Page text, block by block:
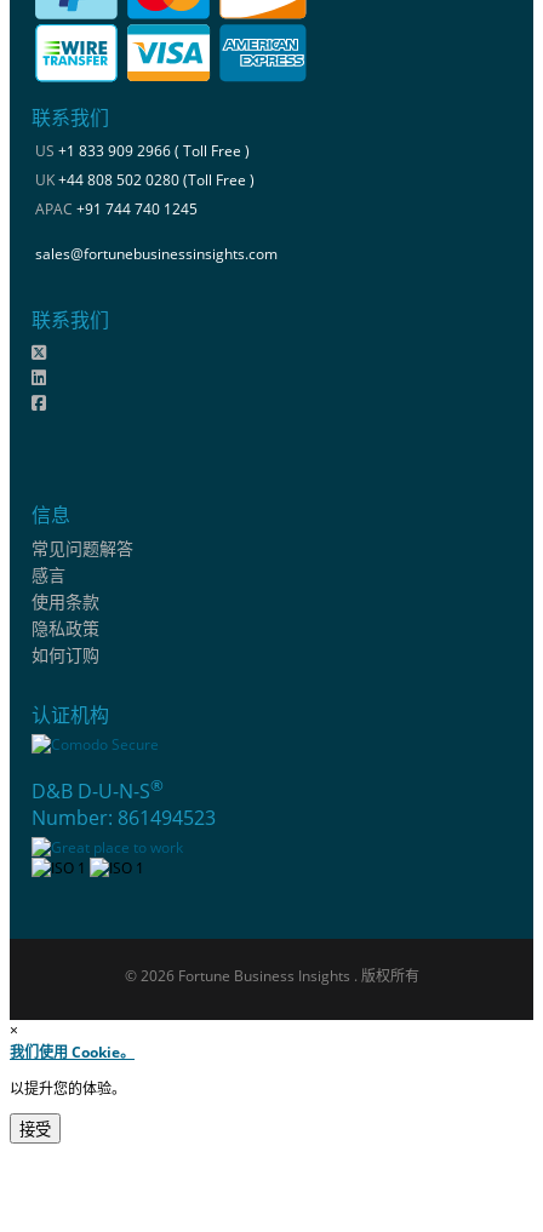
联系我们
US +1 833 909 2966 ( Toll Free )
UK+44 808 502 0280 (Toll Free )
APAC +91 744 740 1245
sales@fortunebusinessinsights.com
联系我们
信息
常见问题解答
感言
使用条款
隐私政策
如何订购
认证机构
D&B D-U-N-S®
Number: 861494523
© 2026 Fortune Business Insights . 版权所有
×
我们使用 Cookie。
以提升您的体验。
接受